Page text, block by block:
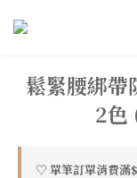
鬆緊腰綁
2色
♡ 單筆訂單消費